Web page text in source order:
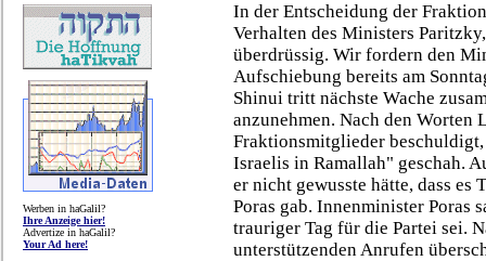
Werben in haGalil?
Ihre Anzeige hier!
Advertize in haGalil?
Your Ad here!
In der Entscheidung der
Verhalten des Ministers
überdrüssig. Wir fordern den
Aufschiebung bereits am
Shinui tritt nächste Wache
anzunehmen. Nach den Worten
Fraktionsmitglieder
Israelis in Ramallah" geschah.
er nicht gewusste hätte, dass es
Poras gab. Innenminister Poras
trauriger Tag für die Partei sei.
unterstützenden Anrufen